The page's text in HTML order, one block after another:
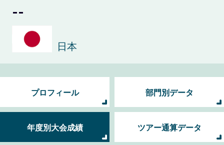
--
日本
プロフィール 部門別データ
年度別大会成績 ツアー通算データ